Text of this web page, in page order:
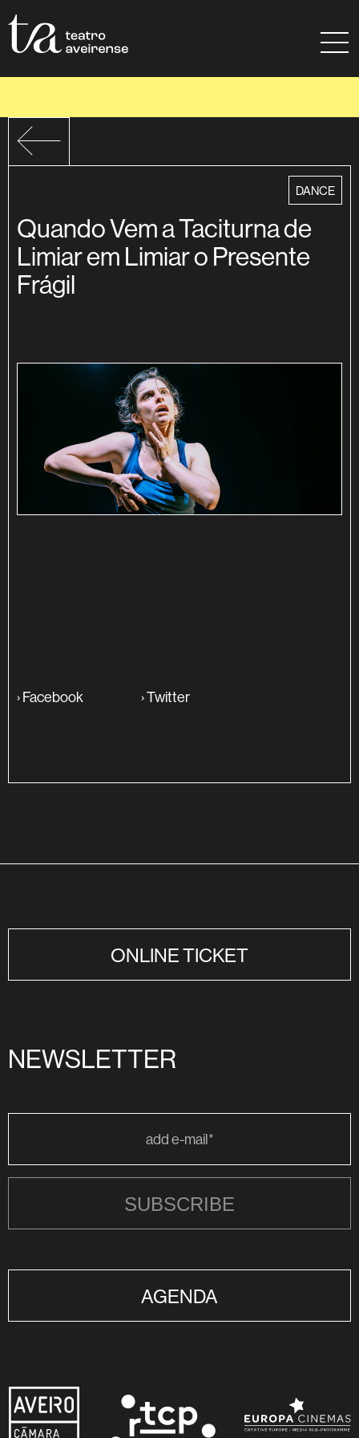
category
DANCE
Quando Vem a Taciturna de
Limiar em Limiar o Presente
Frágil
›Facebook ›Twitter
ONLINE TICKET
NEWSLETTER
SUBSCRIBE
AGENDA